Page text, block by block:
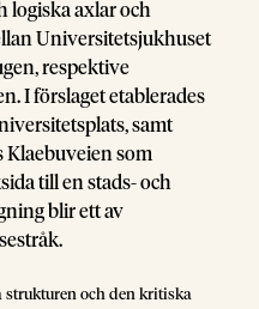
logiska axlar och
Universitetsjukhuset
respektive
I förslaget etablerades
samt
Klaebuveien som
till en stads- och
blir ett av
och den kritiska